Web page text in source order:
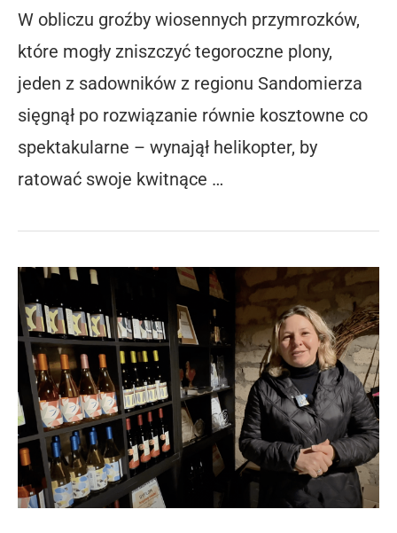
W obliczu groźby wiosennych przymrozków,
które mogły zniszczyć tegoroczne plony,
jeden z sadowników z regionu Sandomierza
sięgnął po rozwiązanie równie kosztowne co
spektakularne – wynajął helikopter, by
ratować swoje kwitnące …